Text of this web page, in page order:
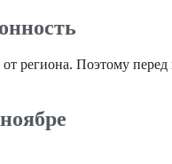
региона. Поэтому